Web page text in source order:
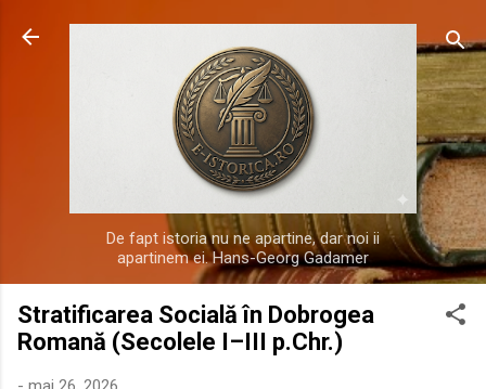
Treceți la conținutul principal
De fapt istoria nu ne apartine, dar noi ii
apartinem ei. Hans-Georg Gadamer
Stratificarea Socială în Dobrogea
Romană (Secolele I–III p.Chr.)